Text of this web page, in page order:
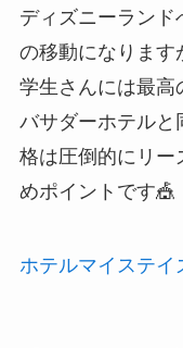
ディズニーラン
の移動になります
学生さんには最高
バサダーホテルと
格は圧倒的にリー
めポイントです🎪
ホテルマイステイ